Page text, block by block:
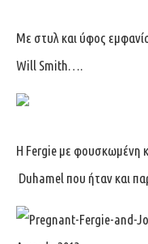
Με στυλ και ύφος
Will Smith….
Η Fergie με φουσκωμένη
Duhamel που ήταν και